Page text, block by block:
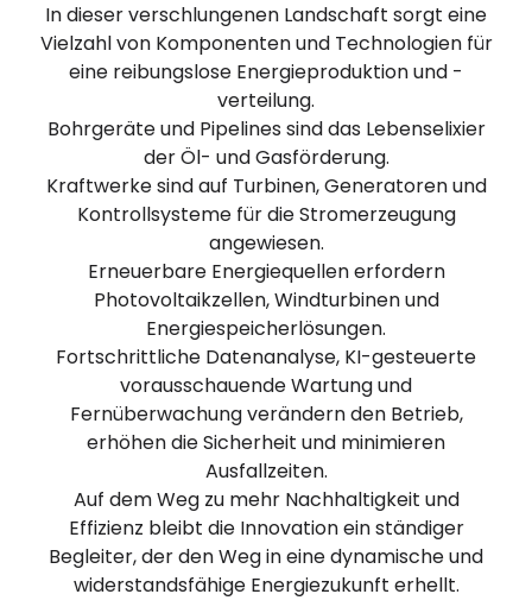
In dieser verschlungenen Landschaft sorgt eine
Vielzahl von Komponenten und Technologien für
eine reibungslose Energieproduktion und -
verteilung.
Bohrgeräte und Pipelines sind das Lebenselixier
der Öl- und Gasförderung.
Kraftwerke sind auf Turbinen, Generatoren und
Kontrollsysteme für die Stromerzeugung
angewiesen.
Erneuerbare Energiequellen erfordern
Photovoltaikzellen, Windturbinen und
Energiespeicherlösungen.
Fortschrittliche Datenanalyse, KI-gesteuerte
vorausschauende Wartung und
Fernüberwachung verändern den Betrieb,
erhöhen die Sicherheit und minimieren
Ausfallzeiten.
Auf dem Weg zu mehr Nachhaltigkeit und
Effizienz bleibt die Innovation ein ständiger
Begleiter, der den Weg in eine dynamische und
widerstandsfähige Energiezukunft erhellt.